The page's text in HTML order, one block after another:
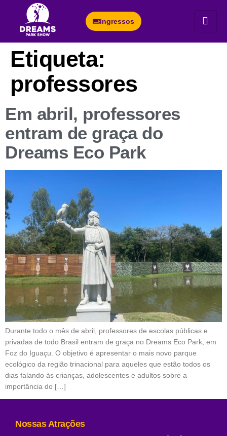
Ingressos
Etiqueta:
professores
Em abril, professores
entram de graça do
Dreams Eco Park
Durante todo o mês de abril, professores de escolas públicas e
privadas de todo Brasil entram de graça no Dreams Eco Park, em
Foz do Iguaçu. O objetivo é apresentar o mais novo parque
ecológico da região trinacional para aqueles que estão todos os
dias falando às crianças, adolescentes e adultos sobre a
importância do […]
Nossas Atrações